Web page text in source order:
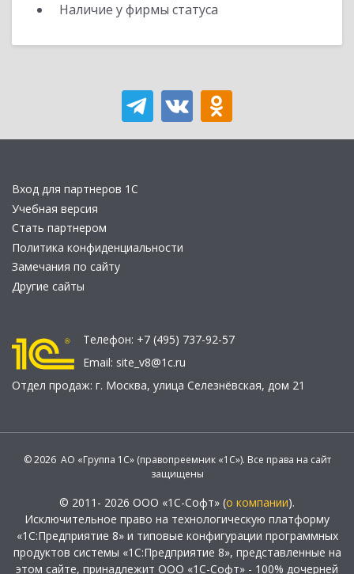
Наличие у фирмы статуса
Вход для партнеров 1С
Учебная версия
Стать партнером
Политика конфиденциальности
Замечания по сайту
Другие сайты
Телефон: +7 (495) 737-92-57
Email: site_v8@1c.ru
Отдел продаж: г. Москва, улица Селезнёвская, дом 21
© 2026 АО «Группа 1С» (правопреемник «1С»). Все права на сайт
защищены
© 2011- 2026 ООО «1С-Софт» (о компании).
Исключительное право на технологическую платформу
«1С:Предприятие 8» и типовые конфигурации программных
продуктов системы «1С:Предприятие 8», представленные на
этом сайте, принадлежит ООО «1С-Софт» - 100% дочерней